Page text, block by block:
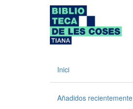
Inici
Añadidos recientemente